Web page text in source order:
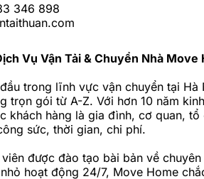
346 898
Vụ Vận Tải & Chuyển Nhà Move
trong lĩnh vực vận chuyển tại
trọn gói từ A-Z. Với hơn 10 năm
khách hàng là gia đình, cơ quan,
sức, thời gian, chi phí.
được đào tạo bài bản về
hoạt động 24/7, Move Home